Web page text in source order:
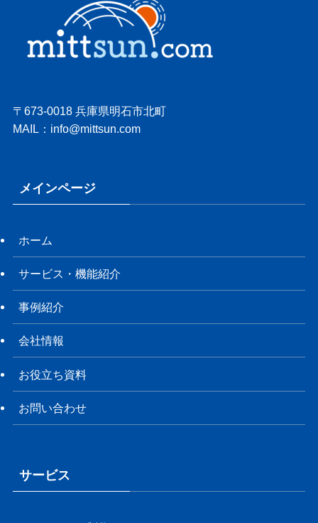
〒673-0018 兵庫県明石市北町
MAIL：info@mittsun.com
メインページ
ホーム
サービス・機能紹介
事例紹介
会社情報
お役立ち資料
お問い合わせ
サービス